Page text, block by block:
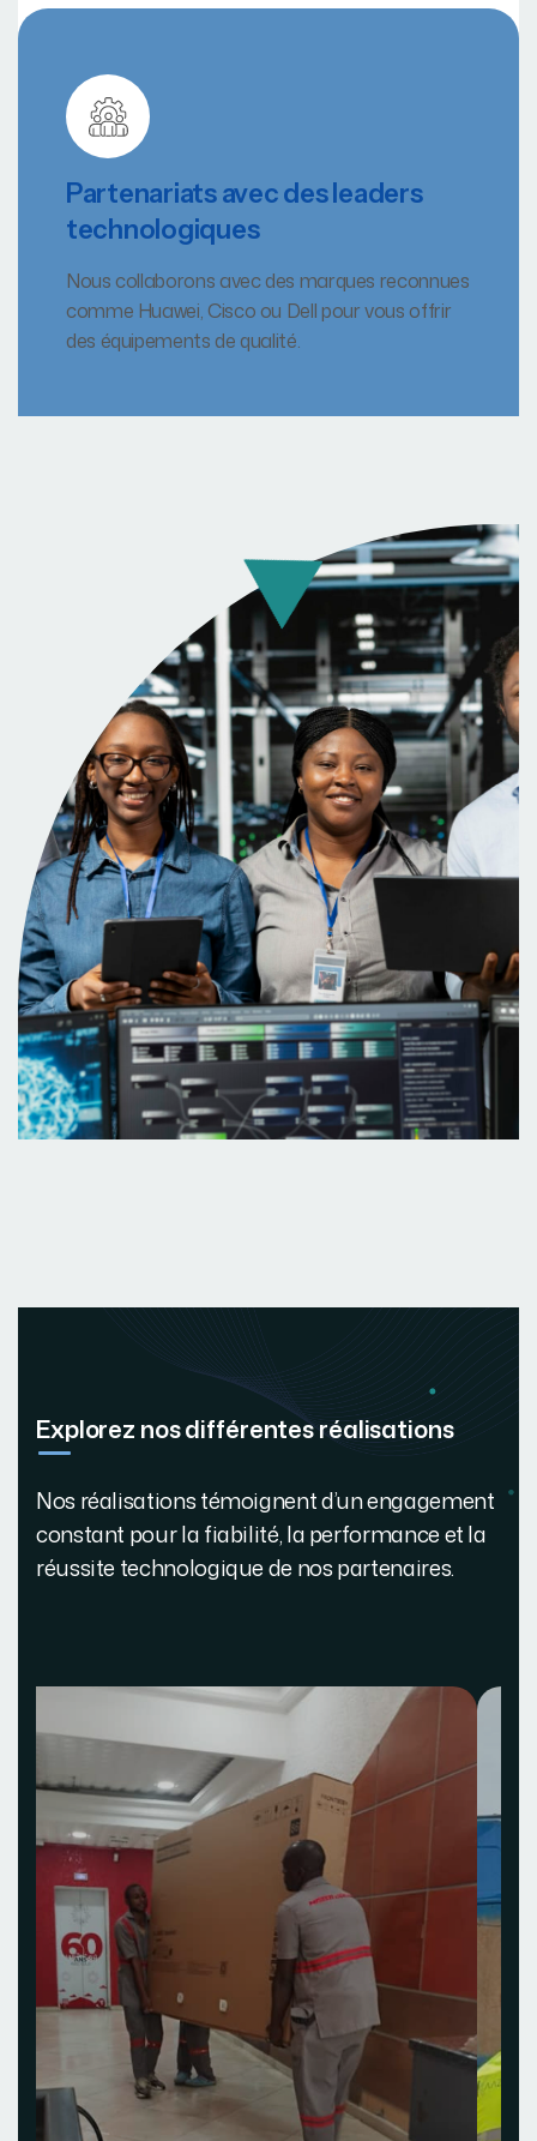
Partenariats avec des leaders
technologiques
Nous collaborons avec des marques reconnues
comme Huawei, Cisco ou Dell pour vous offrir
des équipements de qualité.
Explorez nos différentes réalisations
Nos réalisations témoignent d’un engagement
constant pour la fiabilité, la performance et la
réussite technologique de nos partenaires.